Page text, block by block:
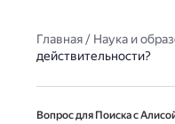
Главная/ Наука и
действительности?
Вопрос для Поиска с